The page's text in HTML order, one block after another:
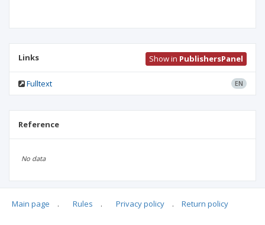
Links Show in PublishersPanel
Fulltext EN
Reference
No data
Articles quoting
Main page . Rules . Privacy policy . Return policy